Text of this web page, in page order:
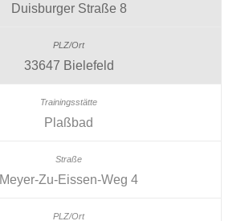
Duisburger Straße 8
33647 Bielefeld
Plaßbad
Meyer-Zu-Eissen-Weg 4